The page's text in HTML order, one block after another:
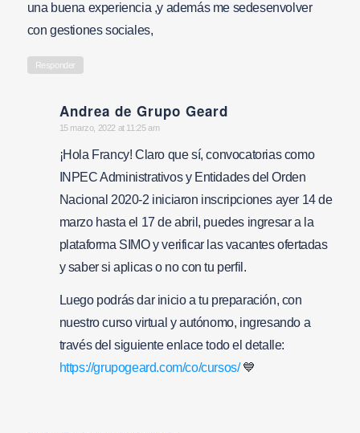
una buena experiencia ,y además me sedesenvolver
con gestiones sociales,
Responder
Andrea de Grupo Geard
says:
15 marzo, 2022 at 11:25 am
¡Hola Francy! Claro que sí, convocatorias como
INPEC Administrativos y Entidades del Orden
Nacional 2020-2 iniciaron inscripciones ayer 14 de
marzo hasta el 17 de abril, puedes ingresar a la
plataforma SIMO y verificar las vacantes ofertadas
y saber si aplicas o no con tu perfil.
Luego podrás dar inicio a tu preparación, con
nuestro curso virtual y autónomo, ingresando a
través del siguiente enlace todo el detalle:
https://grupogeard.com/co/cursos/💙